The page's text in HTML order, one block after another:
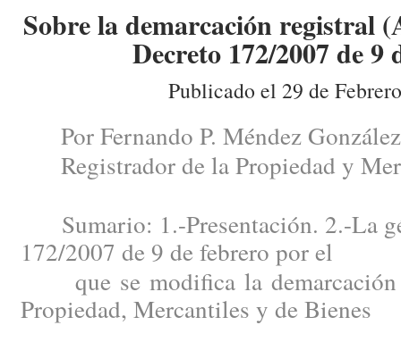
Sobre la demarcación registral
Decreto 172/2007 de 9
Publicado el 29 de
Por Fernando P. Méndez González
Registrador de la Propiedad y
Sumario: 1.-Presentación. 2.-La
172/2007 de 9 de febrero por el
que se modifica la demarcación
Propiedad, Mercantiles y de Bienes